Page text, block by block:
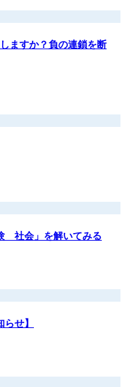
ますか？負の連鎖を断
社会」を解いてみる
せ】